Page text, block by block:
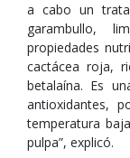
a cabo un
garambullo,
propiedades
cactácea roja,
betalaína. Es
antioxidantes,
temperatura
pulpa”, explicó.